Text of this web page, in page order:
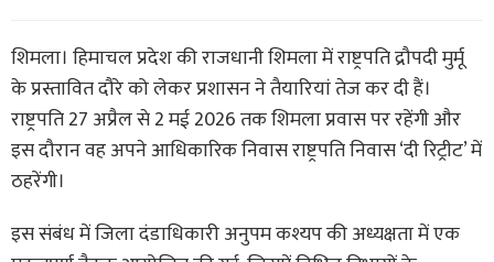
शिमला। हिमाचल प्रदेश की राजधानी शिमला में राष्ट्रपति द्रौपदी मुर्मू
के प्रस्तावित दौरे को लेकर प्रशासन ने तैयारियां तेज कर दी हैं।
राष्ट्रपति 27 अप्रैल से 2 मई 2026 तक शिमला प्रवास पर रहेंगी और
इस दौरान वह अपने आधिकारिक निवास राष्ट्रपति निवास ‘दी रिट्रीट’ में
ठहरेंगी।
इस संबंध में जिला दंडाधिकारी अनुपम कश्यप की अध्यक्षता में एक